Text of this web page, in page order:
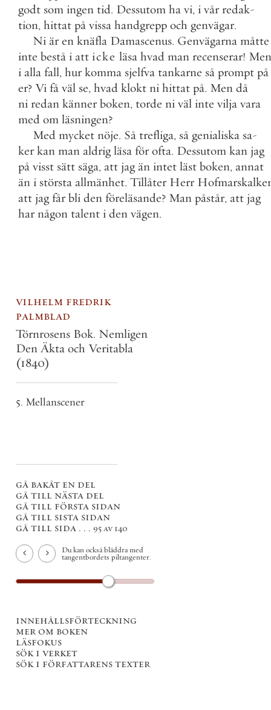
godt som ingen tid. Dessutom ha vi, i vår redak-
tion, hittat på vissa handgrepp och genvägar.
Ni är en knäfla Damascenus. Genvägarna måtte
inte bestå i att icke läsa hvad man recenserar! Men
i alla fall, hur komma sjelfva tankarne så prompt på
er? Vi få väl se, hvad klokt ni hittat på. Men då
ni redan känner boken, torde ni väl inte vilja vara
med om läsningen?
Med mycket nöje. Så trefliga, så genialiska sa-
ker kan man aldrig läsa för ofta. Dessutom kan jag
på visst sätt säga, att jag än intet läst boken, annat
än i största allmänhet. Tillåter Herr
att jag får bli den föreläsande? Man påstår, att jag
har någon talent i den vägen.
vilhelm fredrik
palmblad
Törnrosens Bok. Nemligen
Den Äkta och Veritabla
(1840)
5. Mellanscener
gå bakåt en del
gå till nästa del
gå till första sidan
gå till sista sidan
gå till sida . . . 95 av 140
Du kan också bläddra med
tangentbordets piltangenter.
innehållsförteckning
mer om boken
läsfokus
sök i verket
sök i författarens texter